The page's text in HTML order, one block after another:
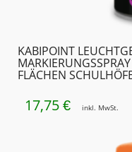
KABIPOINT
LÄCHEN SCHULHÖFE
17,75 € inkl. MwSt.